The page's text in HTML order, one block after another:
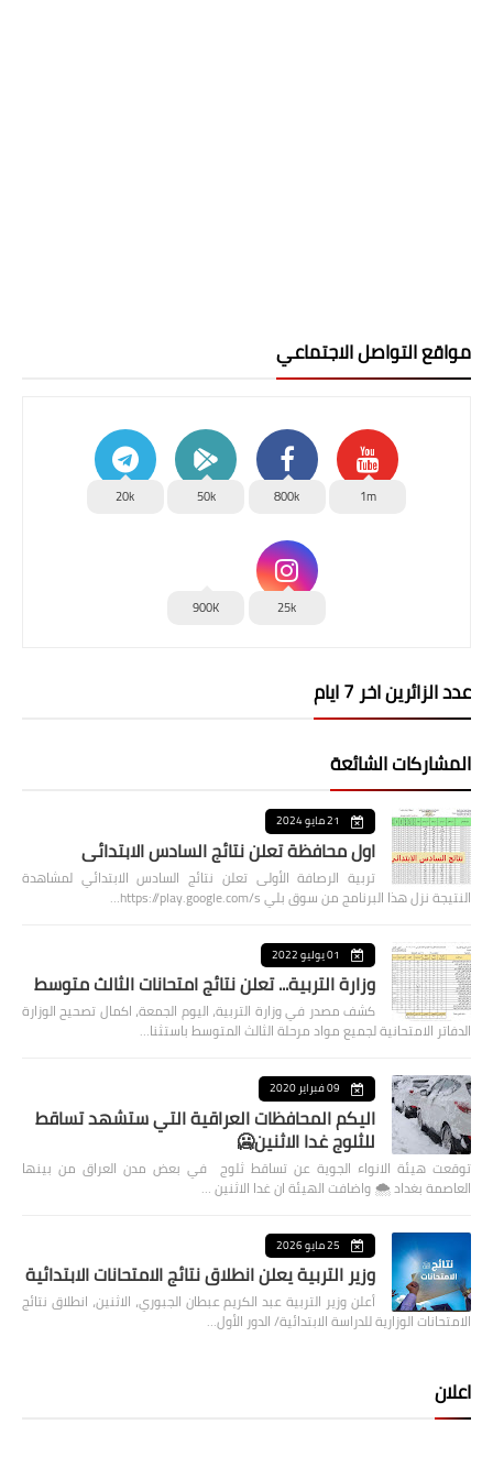
مواقع التواصل الاجتماعي
1m
800k
50k
20k
25k
900K
عدد الزائرين اخر 7 ايام
المشاركات الشائعة
21 مايو 2024
اول محافظة تعلن نتائج السادس الابتدائي
تربية الرصافة الأولى تعلن نتائج السادس الابتدائي لمشاهدة
النتيجة نزل هذا البرنامج من سوق بلي https://play.google.com/s…
01 يوليو 2022
وزارة التربية... تعلن نتائج امتحانات الثالث متوسط
كشف مصدر في وزارة التربية، اليوم الجمعة، اكمال تصحيح الوزارة
الدفاتر الامتحانية لجميع مواد مرحلة الثالث المتوسط باستثنا…
09 فبراير 2020
اليكم المحافظات العراقية التي ستشهد تساقط
للثلوج غدا الاثنين🥶
توقعت هيئة الانواء الجوية عن تساقط ثلوج في بعض مدن العراق من بينها
العاصمة بغداد ⁦🌨️⁩ واضافت الهيئة ان غدا الاثنين …
25 مايو 2026
وزير التربية يعلن انطلاق نتائج الامتحانات الابتدائية
أعلن وزير التربية عبد الكريم عبطان الجبوري، الاثنين، انطلاق نتائج
الامتحانات الوزارية للدراسة الابتدائية/ الدور الأول…
اعلان